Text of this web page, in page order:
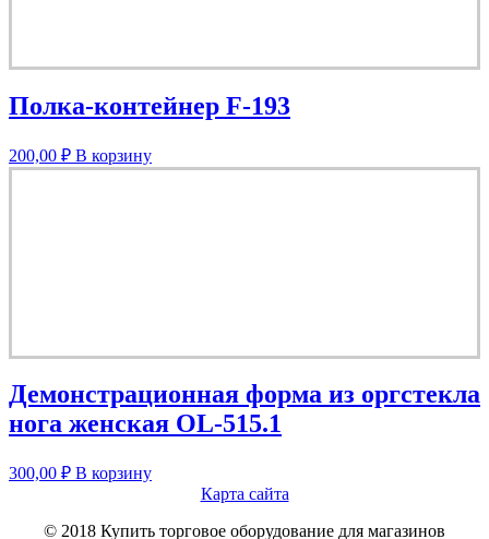
Полка-контейнер F-193
200,00 ₽ В корзину
Демонстрационная форма из оргстекла
нога женская OL-515.1
300,00 ₽ В корзину
Карта сайта
© 2018 Купить торговое оборудование для магазинов